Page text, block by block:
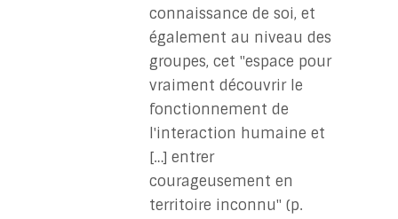
connaissance de soi, et
également au niveau des
groupes, cet "espace pour
vraiment découvrir le
fonctionnement de
l'interaction humaine et
[…] entrer
courageusement en
territoire inconnu" (p.